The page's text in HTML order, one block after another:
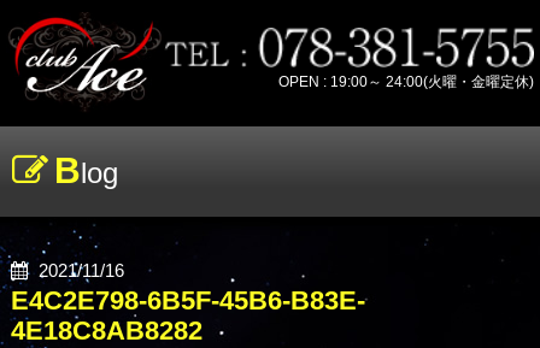
OPEN : 19:00～ 24:00(火曜・金曜定休)
Blog
2021/11/16
E4C2E798-6B5F-45B6-B83E-
4E18C8AB8282